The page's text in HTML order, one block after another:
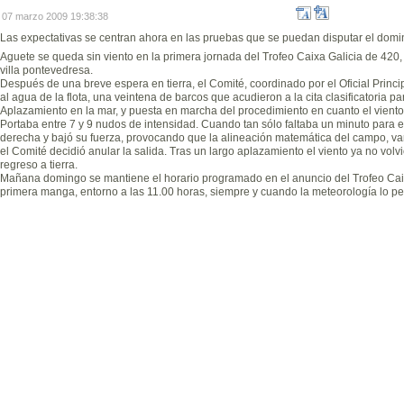
07 marzo 2009 19:38:38
Las expectativas se centran ahora en las pruebas que se puedan disputar el
Aguete se queda sin viento en la primera jornada del Trofeo Caixa Galicia de
villa pontevedresa.
Después de una breve espera en tierra, el Comité, coordinado por el Oficial
al agua de la flota, una veintena de barcos que acudieron a la cita clasificatoria
Aplazamiento en la mar, y puesta en marcha del procedimiento en cuanto el
Portaba entre 7 y 9 nudos de intensidad. Cuando tan sólo faltaba un minuto para
derecha y bajó su fuerza, provocando que la alineación matemática del campo,
el Comité decidió anular la salida. Tras un largo aplazamiento el viento ya no
regreso a tierra.
Mañana domingo se mantiene el horario programado en el anuncio del Trofeo
primera manga, entorno a las 11.00 horas, siempre y cuando la meteorología lo